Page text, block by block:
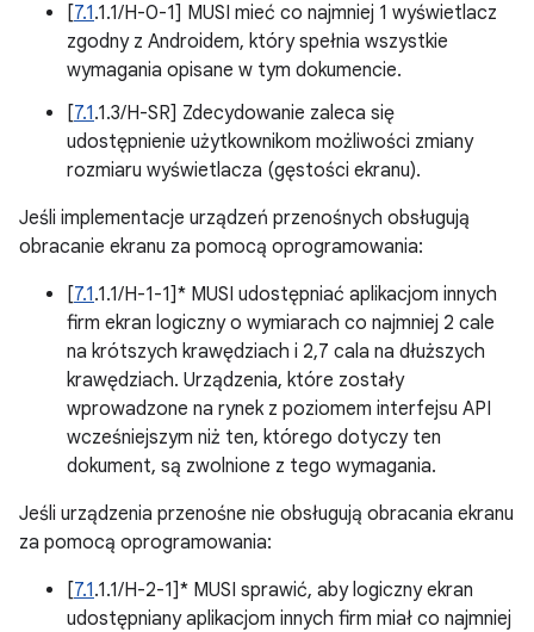
[7.1.1.1/H-0-1] MUSI mieć co najmniej 1 wyświetlacz
zgodny z Androidem, który spełnia wszystkie
wymagania opisane w tym dokumencie.
[7.1.1.3/H-SR] Zdecydowanie zaleca się
udostępnienie użytkownikom możliwości zmiany
rozmiaru wyświetlacza (gęstości ekranu).
Jeśli implementacje urządzeń przenośnych obsługują
obracanie ekranu za pomocą oprogramowania:
[7.1.1.1/H-1-1]* MUSI udostępniać aplikacjom innych
firm ekran logiczny o wymiarach co najmniej 2 cale
na krótszych krawędziach i 2,7 cala na dłuższych
krawędziach. Urządzenia, które zostały
wprowadzone na rynek z poziomem interfejsu API
wcześniejszym niż ten, którego dotyczy ten
dokument, są zwolnione z tego wymagania.
Jeśli urządzenia przenośne nie obsługują obracania ekranu
za pomocą oprogramowania:
[7.1.1.1/H-2-1]* MUSI sprawić, aby logiczny ekran
udostępniany aplikacjom innych firm miał co najmniej